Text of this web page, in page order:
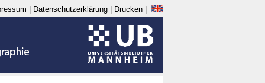
Datenschutzerklärung Drucken